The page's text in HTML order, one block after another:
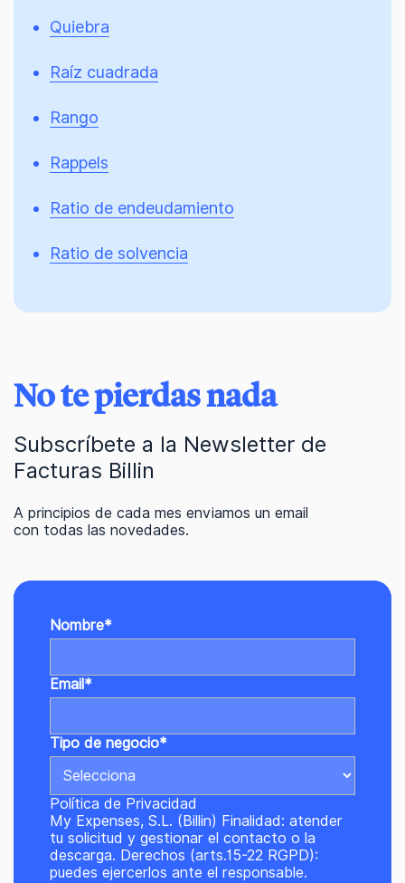
Quiebra
Raíz cuadrada
Rango
Rappels
Ratio de endeudamiento
Ratio de solvencia
No te pierdas nada
Subscríbete a la Newsletter de
Facturas Billin
A principios de cada mes enviamos un email
con todas las novedades.
Nombre*
Email *
Tipo de negocio*
Política de Privacidad
My Expenses, S.L. (Billin) Finalidad: atender
tu solicitud y gestionar el contacto o la
descarga. Derechos (arts.15-22 RGPD):
puedes ejercerlos ante el responsable.